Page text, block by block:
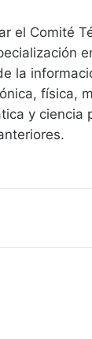
el Comité
la
física,
y ciencia